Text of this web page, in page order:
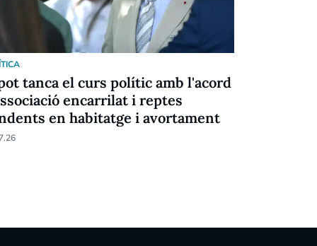
tanca el curs polític amb l'acord
encarrilat i reptes
en habitatge i avortament